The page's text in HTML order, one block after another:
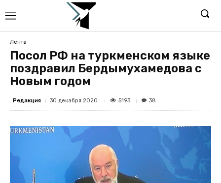
Лента
Посол РФ на туркменском языке
поздравил Бердымухамедова с
Новым годом
Редакция 30 декабря 2020 5193 38